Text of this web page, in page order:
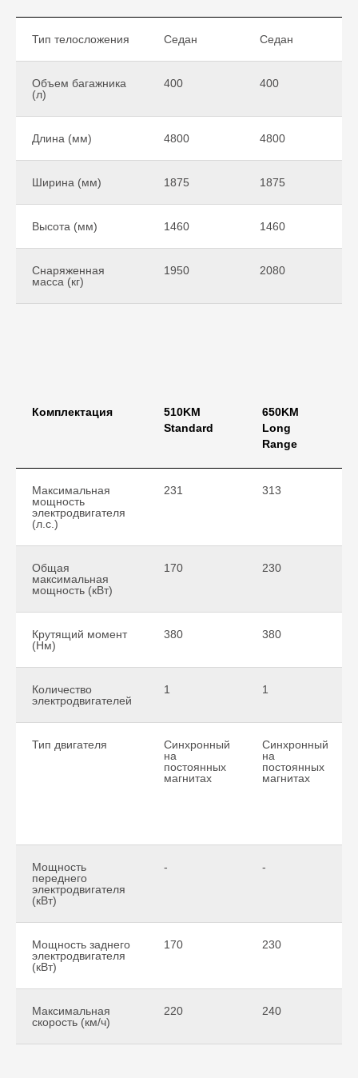
Тип телосложения Седан Седан
Объем багажника
(л)
400 400
Длина (мм) 4800 4800
Ширина (мм) 1875 1875
Высота (мм) 1460 1460
Снаряженная
масса (кг)
1950 2080
Комплектация
510KM
Standard
650KM
Long
Range
Максимальная
мощность
электродвигателя
(л.с.)
231 313
Общая
максимальная
мощность (кВт)
170 230
Крутящий момент
(Нм)
380 380
Количество
электродвигателей
1 1
Тип двигателя
Синхронный
на
постоянных
магнитах
Синхронный
на
постоянных
магнитах
Мощность
переднего
электродвигателя
(кВт)
- -
Мощность заднего
электродвигателя
(кВт)
170 230
Максимальная
скорость (км/ч)
220 240